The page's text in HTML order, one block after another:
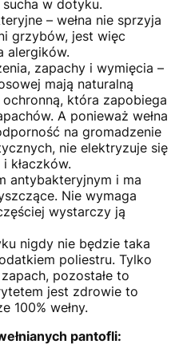
w dotyku.
– wełna nie sprzyja
grzybów, jest więc
alergików.
zapachy i wymięcia –
mają naturalną
która zapobiega
A ponieważ wełna
na gromadzenie
nie elektryzuje się
kłaczków.
antybakteryjnym i ma
Nie wymaga
wystarczy ją
nigdy nie będzie taka
poliestru. Tylko
pozostałe to
jest zdrowie to
100% wełny.
pantofli: